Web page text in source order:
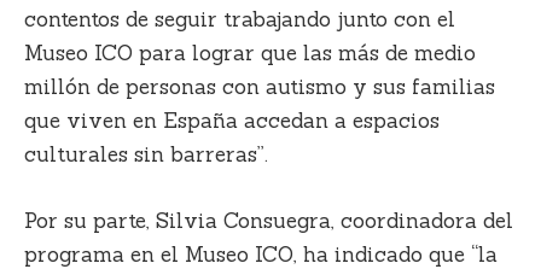
contentos de seguir trabajando junto con el
Museo ICO para lograr que las más de medio
millón de personas con autismo y sus familias
que viven en España accedan a espacios
culturales sin barreras”.
Por su parte, Silvia Consuegra, coordinadora del
programa en el Museo ICO, ha indicado que “la